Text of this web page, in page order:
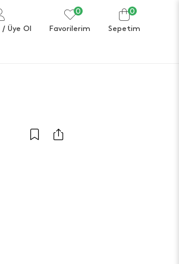
/ Üye Ol
0
Favorilerim
0
Sepetim